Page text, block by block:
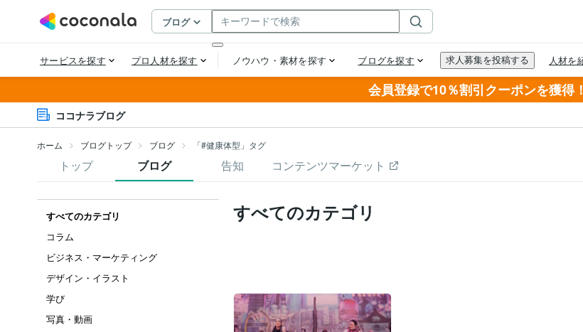
会員登録で10％割引クーポンを獲得！
ココナラブログ
ホーム ブログトップ ブログ 「#健康体型」タグ
トップ ブログ 告知 コンテンツマーケット
すべてのカテゴリ
コラム
ビジネス・マーケティング
デザイン・イラスト
学び
写真・動画
すべてのカテゴリ